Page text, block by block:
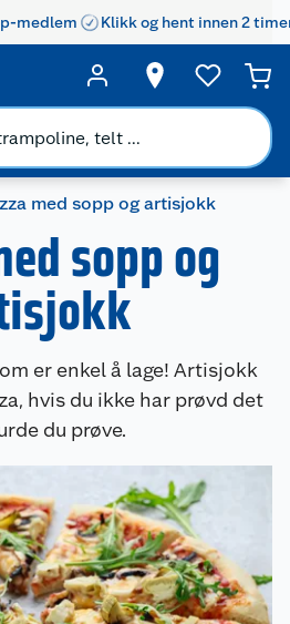
medlem Klikk og hent innen 2
med sopp og artisjokk
sopp og
er enkel å lage! Artisjokk
hvis du ikke har prøvd det
du prøve.